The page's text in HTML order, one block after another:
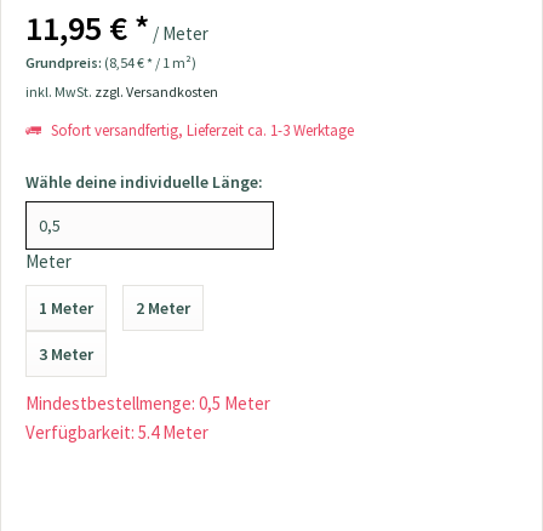
11,95 € * / Meter
Grundpreis: (8,54 € * / 1 m²)
inkl. MwSt. zzgl. Versandkosten
Sofort versandfertig, Lieferzeit ca. 1-3 Werktage
Wähle deine individuelle Länge:
Meter
1 Meter 2 Meter
3 Meter
Mindestbestellmenge: 0,5 Meter
Verfügbarkeit: 5.4 Meter